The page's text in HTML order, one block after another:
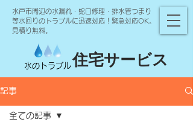
水戸市周辺の水漏れ・蛇口修理・排水管つまり
等水回りのトラブルに迅速対応！緊急対応OK。
見積り無料。
水のトラブル住宅サービス
記事
全ての記事